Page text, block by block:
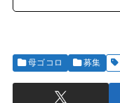
母ゴコロ 募集